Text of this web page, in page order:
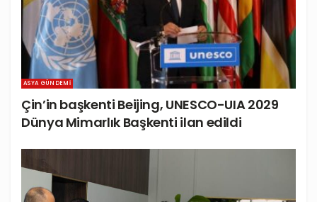
ASYA GÜNDEMI
Çin’in başkenti Beijing, UNESCO-UIA 2029
Dünya Mimarlık Başkenti ilan edildi